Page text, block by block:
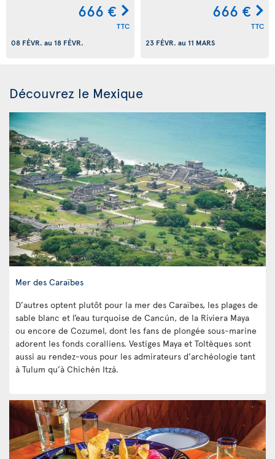
666 €
TTC
08 FÉVR. au 18 FÉVR.
666 €
TTC
23 FÉVR. au 11 MARS
Découvrez le Mexique
Mer des Caraïbes
D’autres optent plutôt pour la mer des Caraïbes, les plages de
sable blanc et l’eau turquoise de Cancún, de la Riviera Maya
ou encore de Cozumel, dont les fans de plongée sous-marine
adorent les fonds coralliens. Vestiges Maya et Toltèques sont
aussi au rendez-vous pour les admirateurs d’archéologie tant
à Tulum qu’à Chichén Itzá.